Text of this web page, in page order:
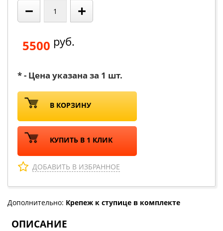
− +
5500 руб.
* - Цена указана за 1 шт.
В КОРЗИНУ
КУПИТЬ В 1 КЛИК
ДОБАВИТЬ В ИЗБРАННОЕ
Дополнительно: Крепеж к ступице в комплекте
ОПИСАНИЕ